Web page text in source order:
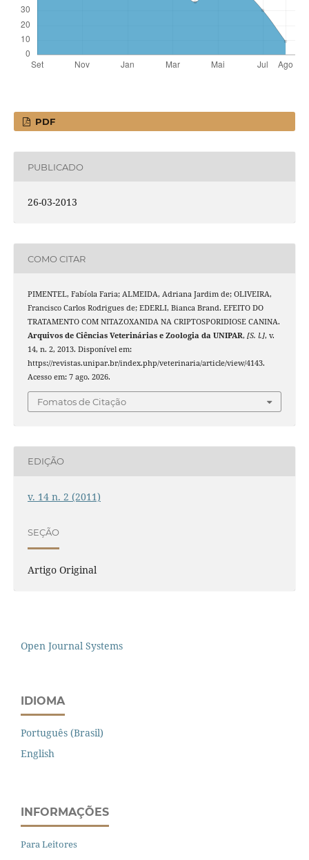
PDF
PUBLICADO
26-03-2013
COMO CITAR
PIMENTEL, Fabíola Faria; ALMEIDA, Adriana Jardim de; OLIVEIRA,
Francisco Carlos Rodrigues de; EDERLI, Bianca Brand. EFEITO DO
TRATAMENTO COM NITAZOXANIDA NA CRIPTOSPORIDIOSE CANINA.
Arquivos de Ciências Veterinárias e Zoologia da UNIPAR, [S. l.], v.
14, n. 2, 2013. Disponível em:
https://revistas.unipar.br/index.php/veterinaria/article/view/4143.
Acesso em: 7 ago. 2026.
Fomatos de Citação
EDIÇÃO
v. 14 n. 2 (2011)
SEÇÃO
Artigo Original
Open Journal Systems
IDIOMA
Português (Brasil)
English
INFORMAÇÕES
Para Leitores